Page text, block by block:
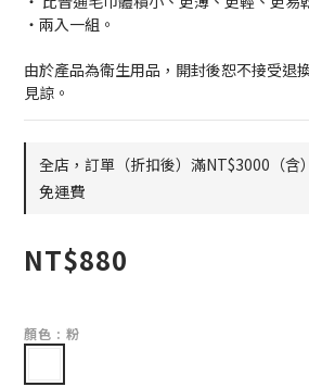
・兩入一組。
由於產品為衛生用品，開封後恕不接受退
見諒。
全店，訂單（折扣後）滿NT$3000（含
免運費
NT$880
顏色 : 粉